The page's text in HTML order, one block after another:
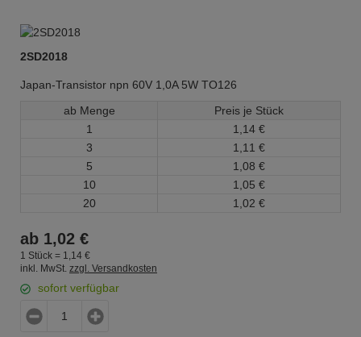
2SD2018
Japan-Transistor npn 60V 1,0A 5W TO126
ab Menge
Preis je Stück
1
1, 14 €
3
1, 11 €
5
1, 08 €
10
1, 05 €
20
1, 02 €
ab 1,02 €
1 Stück = 1, 14 €
inkl. MwSt. zzgl. Versandkosten
sofort verfügbar